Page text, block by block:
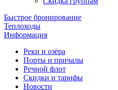
Быстрое бронирование
Теплоходы
Информация
Реки и озёра
Порты и причалы
Речной флот
Скидки и тарифы
Новости